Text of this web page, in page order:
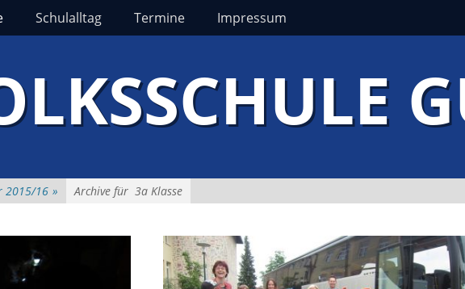
Schulalltag Termine Impressum
2015/16 » Archive für 3a Klasse